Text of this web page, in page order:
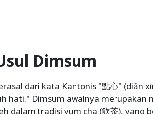
Dimsum
dari kata Kantonis "點心" (diǎn
hati." Dimsum awalnya merupakan
dalam tradisi yum cha (飲茶), yang